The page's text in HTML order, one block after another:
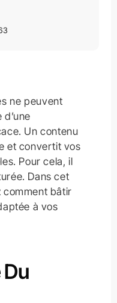
ne peuvent
Un contenu
et convertit vos
Pour cela, il
Dans cet
bâtir
à vos